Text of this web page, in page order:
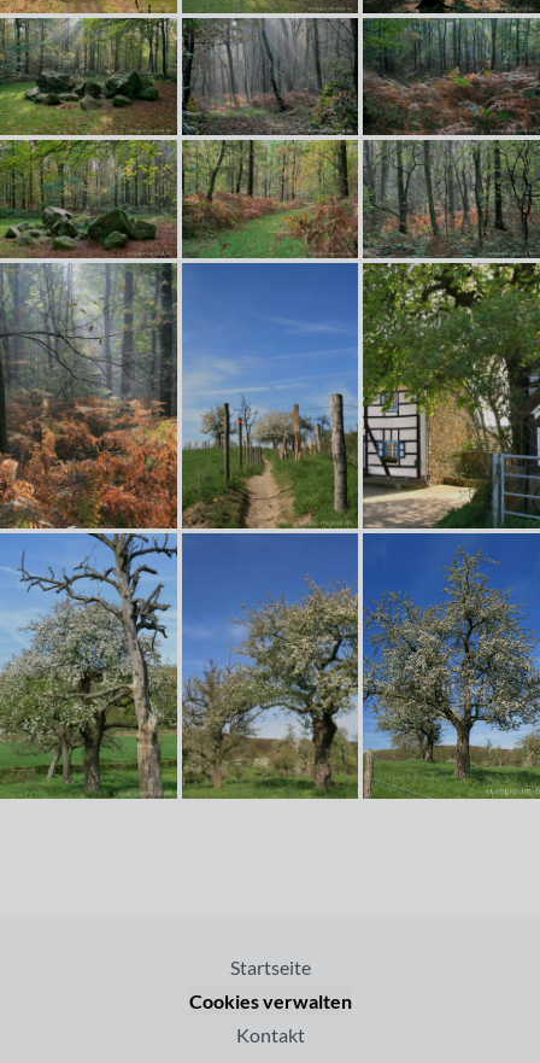
Startseite
Cookies verwalten
Kontakt